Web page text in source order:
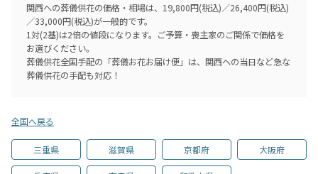
関西への葬儀供花の価格・相場は、19,800円(税込)／26,400円(税込)
／33,000円(税込)が一般的です。
1対(2基)は2倍の値段になります。ご予算・喪主家のご関係で価格を
お選びください。
葬儀供花全国手配の「葬儀お花お届け便」は、関西への当日など急な
葬儀供花の手配も対応！
全国へ戻る
三重県 滋賀県 京都府 大阪府